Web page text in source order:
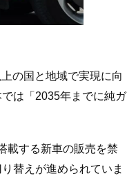
の国と地域で実現に向
は「2035年までに純ガ
載する新車の販売を禁
替えが進められていま